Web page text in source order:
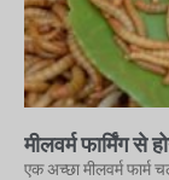
मीलवर्म फार्मिंग से
एक अच्छा मीलवर्म